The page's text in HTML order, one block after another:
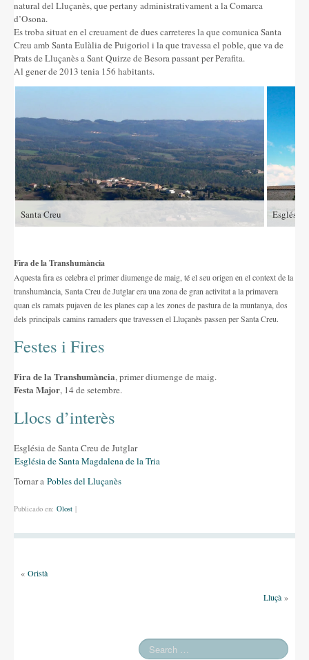
natural del Lluçanès, que pertany administrativament a la Comarca
d’Osona.
Es troba situat en el creuament de dues carreteres la que comunica Santa
Creu amb Santa Eulàlia de Puigoriol i la que travessa el poble, que va de
Prats de Lluçanès a Sant Quirze de Besora passant per Perafita.
Al gener de 2013 tenia 156 habitants.
Santa Creu Església
Fira de la Transhumància
Aquesta fira es celebra el primer diumenge de maig, té el seu origen en el context de la
transhumància, Santa Creu de Jutglar era una zona de gran activitat a la primavera
quan els ramats pujaven de les planes cap a les zones de pastura de la muntanya, dos
dels principals camins ramaders que travessen el Lluçanès passen per Santa Creu.
Festes i Fires
Fira de la Transhumància, primer diumenge de maig.
Festa Major, 14 de setembre.
Llocs d’interès
Església de Santa Creu de Jutglar
Església de Santa Magdalena de la Tria
Tornar a Pobles del Lluçanès
Publicado en: Olost |
« Oristà
Lluçà »